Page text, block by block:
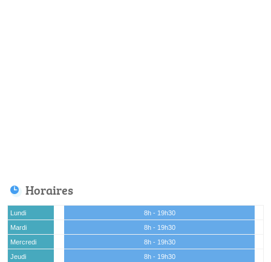
Horaires
Lundi
8h - 19h30
Mardi
8h - 19h30
Mercredi
8h - 19h30
Jeudi
8h - 19h30